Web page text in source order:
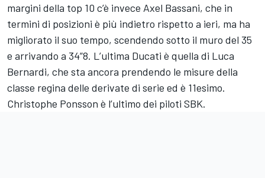
margini della top 10 c’è invece Axel Bassani, che in
termini di posizioni è più indietro rispetto a ieri, ma ha
migliorato il suo tempo, scendendo sotto il muro del 35
e arrivando a 34”8. L’ultima Ducati è quella di Luca
Bernardi, che sta ancora prendendo le misure della
classe regina delle derivate di serie ed è 11esimo.
Christophe Ponsson è l’ultimo dei piloti SBK.